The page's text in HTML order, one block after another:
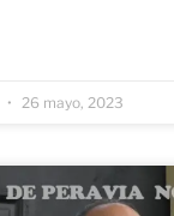
26 mayo, 2023